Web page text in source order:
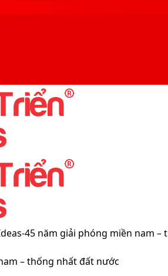
-45 năm giải phóng miền nam –
– thống nhất đất nước